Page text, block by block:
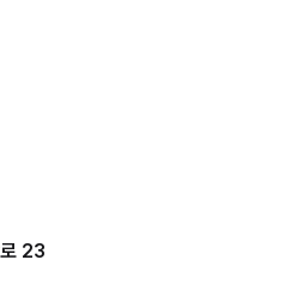
23